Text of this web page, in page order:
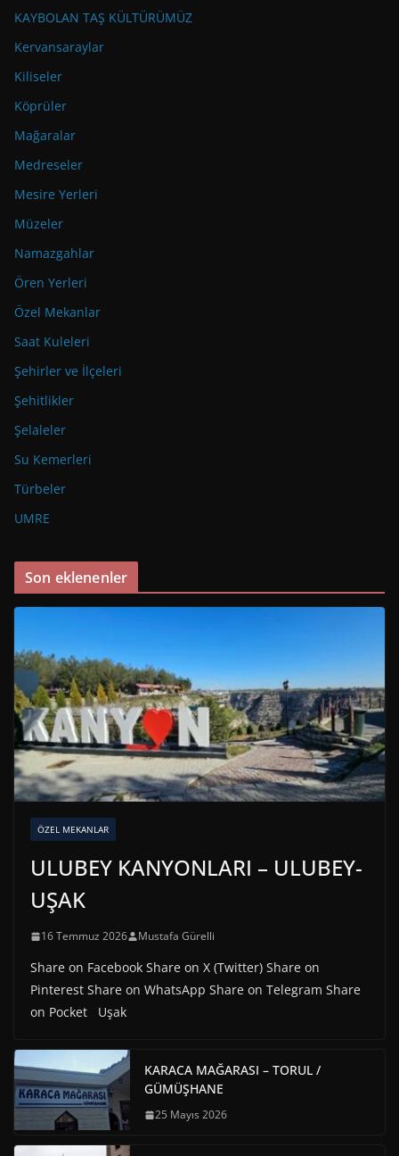
KAYBOLAN TAŞ KÜLTÜRÜMÜZ
Kervansaraylar
Kiliseler
Köprüler
Mağaralar
Medreseler
Mesire Yerleri
Müzeler
Namazgahlar
Ören Yerleri
Özel Mekanlar
Saat Kuleleri
Şehirler ve İlçeleri
Şehitlikler
Şelaleler
Su Kemerleri
Türbeler
UMRE
Son eklenenler
ÖZEL MEKANLAR
ULUBEY KANYONLARI – ULUBEY-
UŞAK
16 Temmuz 2026 Mustafa Gürelli
Share on Facebook Share on X (Twitter) Share on
Pinterest Share on WhatsApp Share on Telegram Share
on Pocket Uşak
KARACA MAĞARASI – TORUL /
GÜMÜŞHANE
25 Mayıs 2026